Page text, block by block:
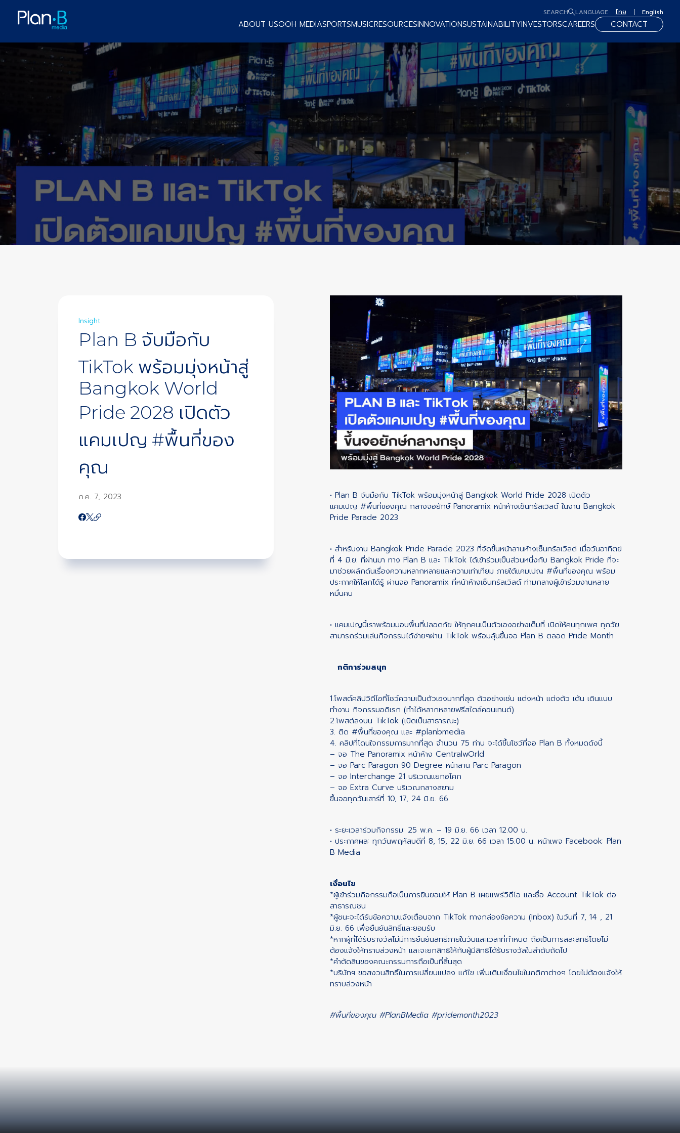
SEARCH LANGUAGE ไทย English
ABOUT USOOH MEDIASPORTSMUSICRESOURCESINNOVATIONSUSTAINABILITYINVESTORSCAREERS CONTACT
Insight
Plan B จับมือกับ
TikTok พร้อมมุ่งหน้าสู่
Bangkok World
Pride 2028 เปิดตัว
แคมเปญ #พื้นที่ของ
คุณ
ก.ค. 7, 2023
• Plan B จับมือกับ TikTok พร้อมมุ่งหน้าสู่ Bangkok World Pride 2028 เปิดตัว
แคมเปญ #พื้นที่ของคุณ กลางจอยักษ์ Panoramix หน้าห้างเซ็นทรัลเวิลด์ ในงาน Bangkok
Pride Parade 2023
• สำหรับงาน Bangkok Pride Parade 2023 ที่จัดขึ้นหน้าลานห้างเซ็นทรัลเวิลด์ เมื่อวันอาทิตย์
ที่ 4 มิ.ย. ที่ผ่านมา ทาง Plan B และ TikTok ได้เข้าร่วมเป็นส่วนหนึ่งกับ Bangkok Pride ที่จะ
มาช่วยผลักดันเรื่องความหลากหลายและความเท่าเทียม ภายใต้แคมเปญ #พื้นที่ของคุณ พร้อม
ประกาศให้โลกได้รู้ ผ่านจอ Panoramix ที่หน้าห้างเซ็นทรัลเวิลด์ ท่ามกลางผู้เข้าร่วมงานหลาย
หมื่นคน
• แคมเปญนี้เราพร้อมมอบพื้นที่ปลอดภัย ให้ทุกคนเป็นตัวเองอย่างเต็มที่ เปิดให้คนทุกเพศ ทุกวัย
สามารถร่วมเล่นกิจกรรมได้ง่ายๆผ่าน TikTok พร้อมลุ้นขึ้นจอ Plan B ตลอด Pride Month
กติการ่วมสนุก
1.โพสต์คลิปวิดีโอที่โชว์ความเป็นตัวเองมากที่สุด ตัวอย่างเช่น แต่งหน้า แต่งตัว เต้น เดินแบบ
ทำงาน กิจกรรมอดิเรก (ทำได้หลากหลายฟรีสไตล์คอนเทนต์)
2.โพสต์ลงบน TikTok (เปิดเป็นสาธารณะ)
3. ติด #พื้นที่ของคุณ และ #planbmedia
4. คลิปที่โดนใจกรรมการมากที่สุด จำนวน 75 ท่าน จะได้ขึ้นโชว์ที่จอ Plan B ทั้งหมดดังนี้
– จอ The Panoramix หน้าห้าง CentralwOrld
– จอ Parc Paragon 90 Degree หน้าลาน Parc Paragon
– จอ Interchange 21 บริเวณแยกอโศก
– จอ Extra Curve บริเวณกลางสยาม
ขึ้นจอทุกวันเสาร์ที่ 10, 17, 24 มิ.ย. 66
• ระยะเวลาร่วมกิจกรรม: 25 พ.ค. – 19 มิ.ย. 66 เวลา 12.00 น.
• ประกาศผล: ทุกวันพฤหัสบดีที่ 8, 15, 22 มิ.ย. 66 เวลา 15.00 น. หน้าเพจ Facebook: Plan
B Media
เงื่อนไข
*ผู้เข้าร่วมกิจกรรมถือเป็นการยินยอมให้ Plan B เผยแพร่วิดีโอ และชื่อ Account TikTok ต่อ
สาธารณชน
*ผู้ชนะจะได้รับข้อความแจ้งเตือนจาก TikTok ทางกล่องข้อความ (Inbox) ในวันที่ 7, 14 , 21
มิ.ย. 66 เพื่อยืนยันสิทธิ์และยอมรับ
*หากผู้ที่ได้รับรางวัลไม่มีการยืนยันสิทธิ์ภายในวันและเวลาที่กำหนด ถือเป็นการสละสิทธิ์โดยไม่
ต้องแจ้งให้ทราบล่วงหน้า และจะยกสิทธิให้กับผู้มีสิทธิได้รับรางวัลในลำดับถัดไป
*คำตัดสินของคณะกรรมการถือเป็นที่สิ้นสุด
*บริษัทฯ ขอสงวนสิทธิ์ในการเปลี่ยนแปลง แก้ไข เพิ่มเติมเงื่อนไขในกติกาต่างๆ โดยไม่ต้องแจ้งให้
ทราบล่วงหน้า
#พื้นที่ของคุณ #PlanBMedia #pridemonth2023